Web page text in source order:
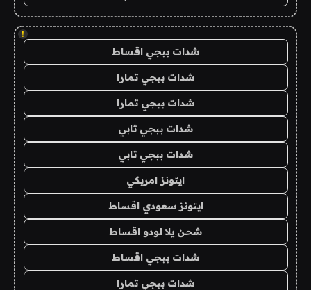
!
شدات ببجي اقساط
شدات ببجي تمارا
شدات ببجي تمارا
شدات ببجي تابي
شدات ببجي تابي
ايتونز امريكي
ايتونز سعودي اقساط
شحن يلا لودو اقساط
شدات ببجي اقساط
شدات ببجي تمارا